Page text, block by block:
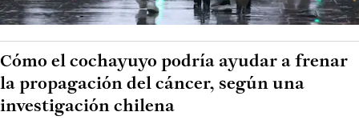
Cómo el cochayuyo podría ayudar a frenar
la propagación del cáncer, según una
investigación chilena